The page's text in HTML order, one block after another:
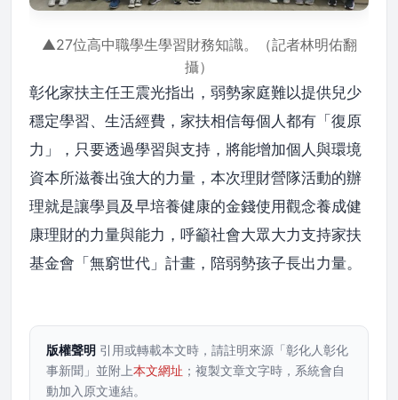
▲27位高中職學生學習財務知識。（記者林明佑翻
攝）
彰化家扶主任王震光指出，弱勢家庭難以提供兒少
穩定學習、生活經費，家扶相信每個人都有「復原
力」，只要透過學習與支持，將能增加個人與環境
資本所滋養出強大的力量，本次理財營隊活動的辦
理就是讓學員及早培養健康的金錢使用觀念養成健
康理財的力量與能力，呼籲社會大眾大力支持家扶
基金會「無窮世代」計畫，陪弱勢孩子長出力量。
版權聲明 引用或轉載本文時，請註明來源「彰化人彰化
事新聞」並附上本文網址 ；複製文章文字時，系統會自
動加入原文連結。